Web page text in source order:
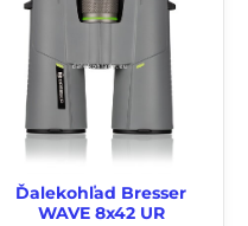
Ďalekohľad Bresser
WAVE 8x42 UR